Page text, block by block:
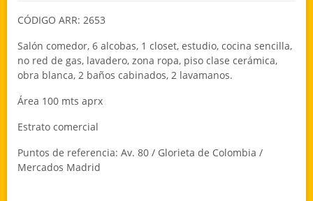
CÓDIGO ARR: 2653
Salón comedor, 6 alcobas, 1 closet, estudio, cocina sencilla,
no red de gas, lavadero, zona ropa, piso clase cerámica,
obra blanca, 2 baños cabinados, 2 lavamanos.
Área 100 mts aprx
Estrato comercial
Puntos de referencia: Av. 80 / Glorieta de Colombia /
Mercados Madrid